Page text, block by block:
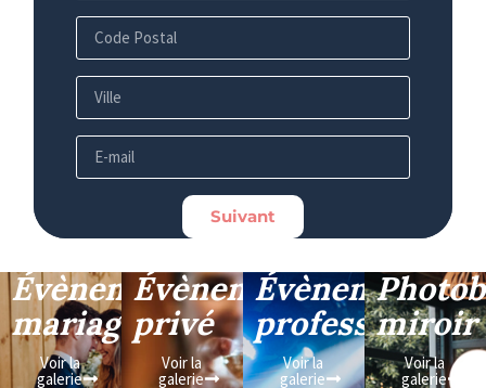
Suivant
Évènement
mariage
Voir la
galerie
Évènement
privé
Voir la
galerie
Évènement
professionnel
Voir la
galerie
miroir
Voir la
galerie